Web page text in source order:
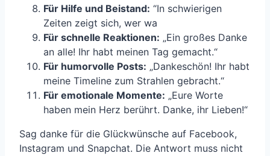
Für Hilfe und Beistand: “In schwierigen
Zeiten zeigt sich, wer wa
Für schnelle Reaktionen: „Ein großes Danke
an alle! Ihr habt meinen Tag gemacht.“
Für humorvolle Posts: „Dankeschön! Ihr habt
meine Timeline zum Strahlen gebracht.“
Für emotionale Momente: „Eure Worte
haben mein Herz berührt. Danke, ihr Lieben!“
Sag danke für die Glückwünsche auf Facebook,
Instagram und Snapchat. Die Antwort muss nicht